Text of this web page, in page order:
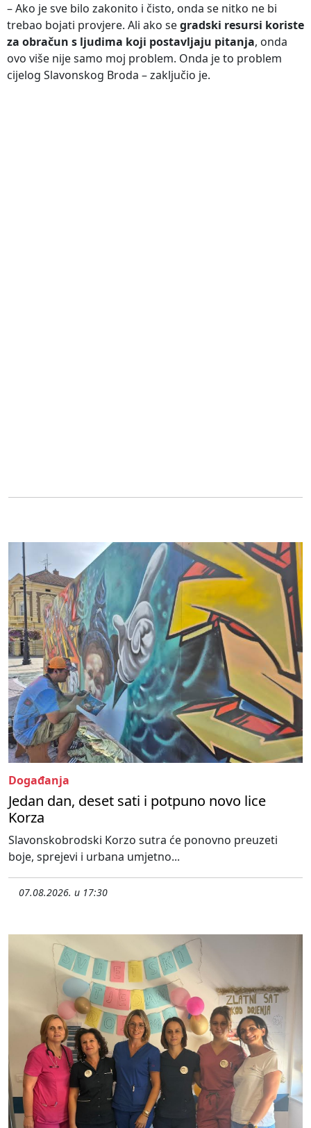
– Ako je sve bilo zakonito i čisto, onda se nitko ne bi
trebao bojati provjere. Ali ako segradski resursi koriste
za obračun s ljudima koji postavljaju pitanja, onda
ovo više nije samo moj problem. Onda je to problem
cijelog Slavonskog Broda – zaključio je.
Događanja
Jedan dan, deset sati i potpuno novo lice
Korza
Slavonskobrodski Korzo sutra će ponovno preuzeti
boje, sprejevi i urbana umjetno...
07.08.2026. u 17:30